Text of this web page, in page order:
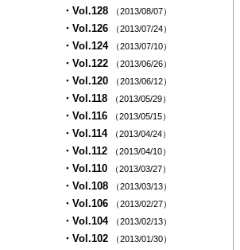
・Vol.128 （2013/08/07）
・Vol.126 （2013/07/24）
・Vol.124 （2013/07/10）
・Vol.122 （2013/06/26）
・Vol.120 （2013/06/12）
・Vol.118 （2013/05/29）
・Vol.116 （2013/05/15）
・Vol.114 （2013/04/24）
・Vol.112 （2013/04/10）
・Vol.110 （2013/03/27）
・Vol.108 （2013/03/13）
・Vol.106 （2013/02/27）
・Vol.104 （2013/02/13）
・Vol.102 （2013/01/30）